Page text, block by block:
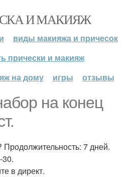
И МАКИЯЖ
виды макияжа и причесок
прически и макияж
на дому
игры отзывы
на конец
Продолжительность: 7 дней.
30.
в директ.